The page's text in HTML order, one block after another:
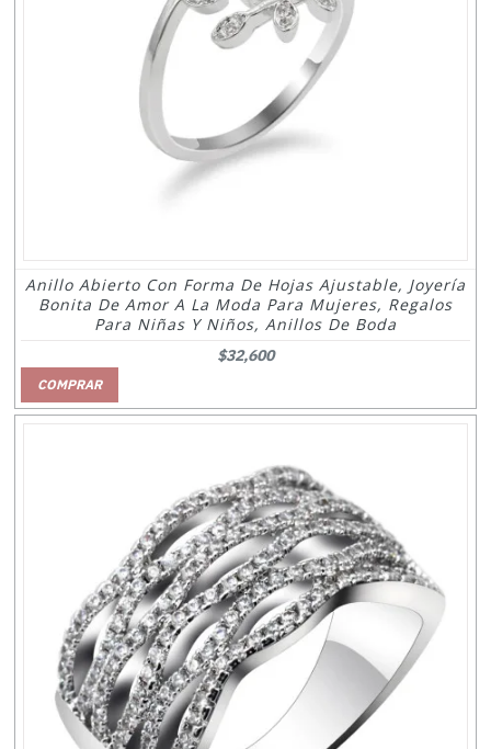
Anillo Abierto Con Forma De Hojas Ajustable, Joyería
Bonita De Amor A La Moda Para Mujeres, Regalos
Para Niñas Y Niños, Anillos De Boda
$32,600
COMPRAR